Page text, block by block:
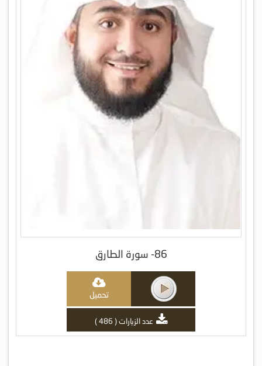
86- سورة الطارق
تحميل
عدد الزيارات ( 486 )